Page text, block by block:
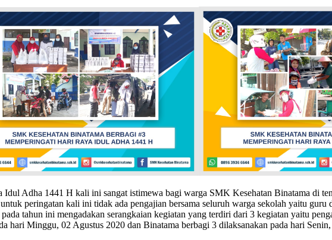
Idul Adha 1441 H kali ini sangat istimewa bagi warga SMK Kesehatan Binatama di
peringatan kali ini tidak ada pengajian bersama seluruh warga sekolah yaitu
tahun ini mengadakan serangkaian kegiatan yang terdiri dari 3 kegiatan yaitu
hari Minggu, 02 Agustus 2020 dan Binatama berbagi 3 dilaksanakan pada hari